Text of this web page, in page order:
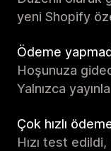
yeni Shopify
Ödeme
Hoşunuza
Yalnızca
Çok hızlı
Hızı test